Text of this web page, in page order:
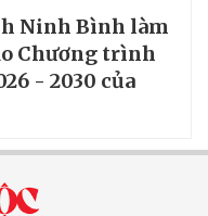
Ninh Bình làm
Chương trình
- 2030 của